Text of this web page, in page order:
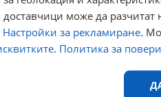
получи условна
може да разчитат
Настройки за рекламиране.
. Политика за